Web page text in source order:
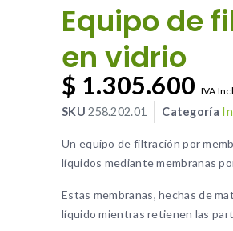
Equipo de
en vidrio
$ 1.305.600 IVA
SKU258.202.01 Categoría
Un equipo de filtración por
líquidos mediante membranas
Estas membranas, hechas de
líquido mientras retienen las